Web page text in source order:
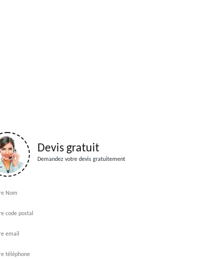
Devis gratuit
Demandez votre devis gratuitement